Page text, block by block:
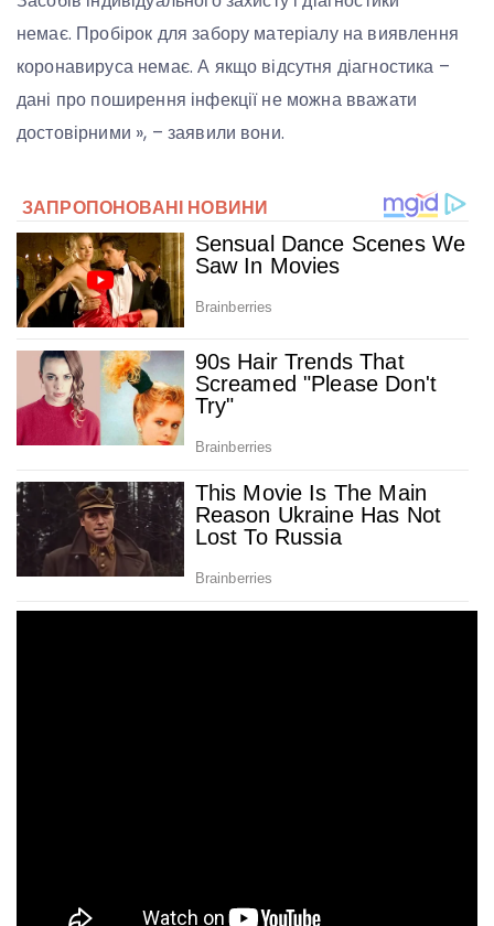
немає. Пробірок для забору матеріалу на виявлення
коронавируса немає. А якщо відсутня діагностика –
дані про поширення інфекції не можна вважати
достовірними », – заявили вони.